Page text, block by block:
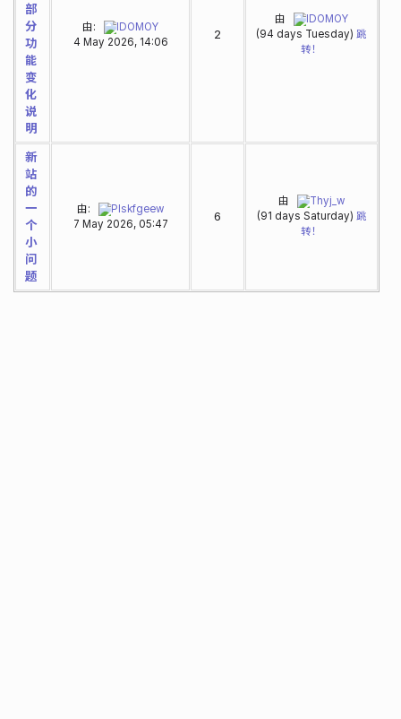
部
分
功
能
变
化
说
明
由:
IDOMOY
4 May 2026, 14:06
2
由
IDOMOY
(94 days Tuesday) 跳
转！
新
站
的
一
个
小
问
题
由:
Plskfgeew
7 May 2026, 05:47
6
由
Thyj_w
(91 days Saturday) 跳
转！